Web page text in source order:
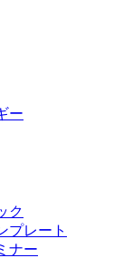
ー
ク
プレート
ナー